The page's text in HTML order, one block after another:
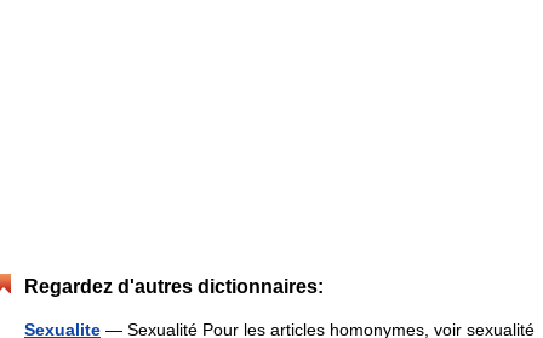
Regardez d'autres dictionnaires:
Sexualite — Sexualité Pour les articles homonymes, voir sexualité